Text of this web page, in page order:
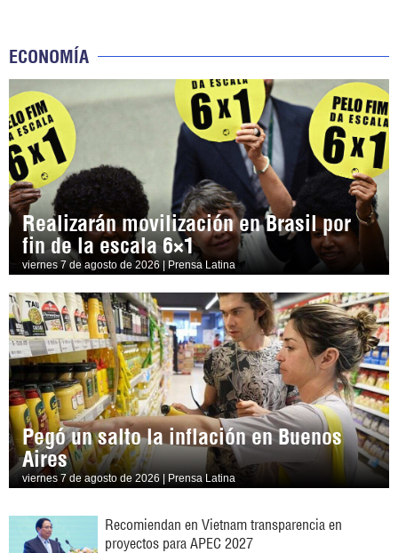
ECONOMÍA
Realizarán movilización en Brasil por
fin de la escala 6×1
viernes 7 de agosto de 2026 | Prensa Latina
Pegó un salto la inflación en Buenos
Aires
viernes 7 de agosto de 2026 | Prensa Latina
Recomiendan en Vietnam transparencia en
proyectos para APEC 2027